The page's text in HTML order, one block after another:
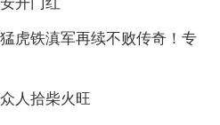
虎铁滇军再续不败传奇！专
人拾柴火旺